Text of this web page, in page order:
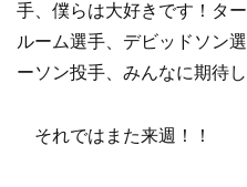
手、僕らは大好きです！タ
ルーム選手、デビッドソン
ーソン投手、みんなに期待
それではまた来週！！